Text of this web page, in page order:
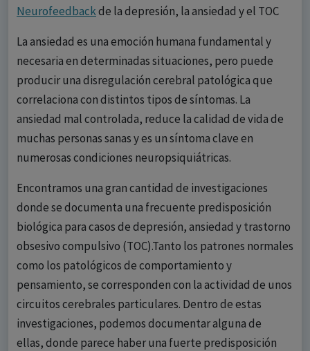
Neurofeedbackde la depresión, la ansiedad y el TOC
La ansiedad es una emoción humana fundamental y
necesaria en determinadas situaciones, pero puede
producir una disregulación cerebral patológica que
correlaciona con distintos tipos de síntomas. La
ansiedad mal controlada, reduce la calidad de vida de
muchas personas sanas y es un síntoma clave en
numerosas condiciones neuropsiquiátricas.
Encontramos una gran cantidad de investigaciones
donde se documenta una frecuente predisposición
biológica para casos de depresión, ansiedad y trastorno
obsesivo compulsivo (TOC).Tanto los patrones normales
como los patológicos de comportamiento y
pensamiento, se corresponden con la actividad de unos
circuitos cerebrales particulares. Dentro de estas
investigaciones, podemos documentar alguna de
ellas, donde parece haber una fuerte predisposición